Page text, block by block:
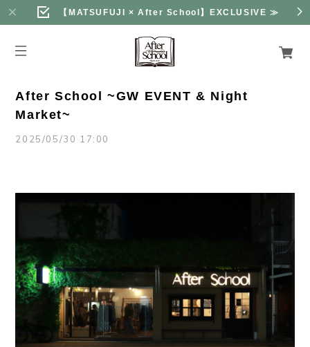
【MATSUFUJI × After School】EXCLUSIVE ≫
After School ~GW EVENT & Night
Market~
2025/05/30 17:00